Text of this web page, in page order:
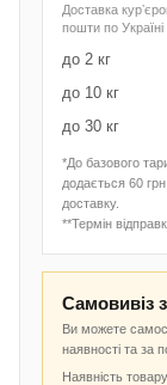
Доставка
пошти по Україні
до 2 кг
до 10 кг
до 30 кг
*До базового
додається 60
доставку.
**Термін
Самовивіз
Ви можете
наявності та за
Наявність